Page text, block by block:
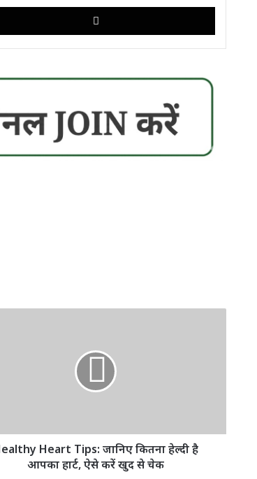
X
Heart Tips: जानिए कितना हेल्दी है
आपका हार्ट, ऐसे करें खुद से चेक